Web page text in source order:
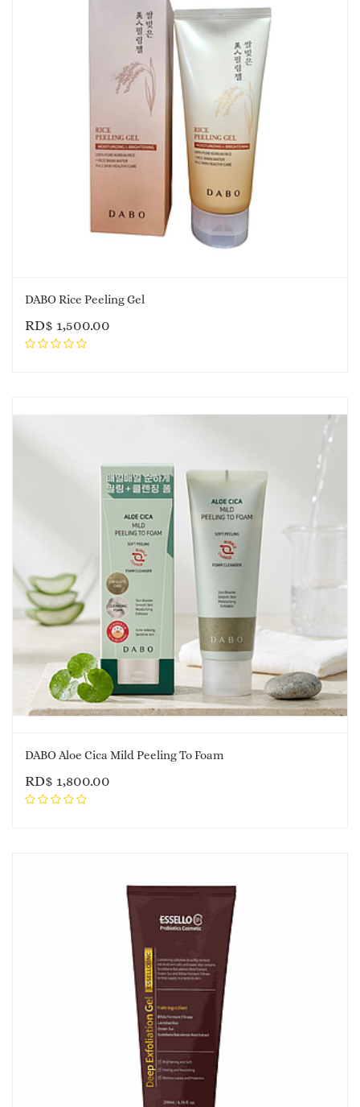
DABO Rice Peeling Gel
RD$ 1,500.00
DABO Aloe Cica Mild Peeling To Foam
RD$ 1,800.00